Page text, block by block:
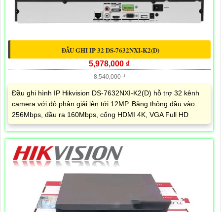
ĐẦU GHI IP 32 DS-7632NXI-K2(D)
5,978,000 ₫
8,540,000 ₫
Đầu ghi hình IP Hikvision DS-7632NXI-K2(D) hỗ trợ 32 kênh
camera với độ phân giải lên tới 12MP. Băng thông đầu vào
256Mbps, đầu ra 160Mbps, cổng HDMI 4K, VGA Full HD